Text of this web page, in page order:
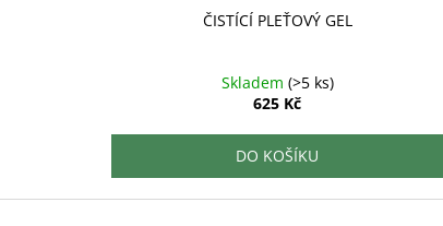
ČISTÍCÍ PLEŤOVÝ GEL
Skladem (>5 ks)
625 Kč
DO KOŠÍKU